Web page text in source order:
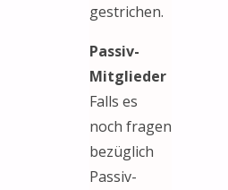
gestrichen.
Passiv-
Mitglieder
Falls es
noch fragen
bezüglich
Passiv-